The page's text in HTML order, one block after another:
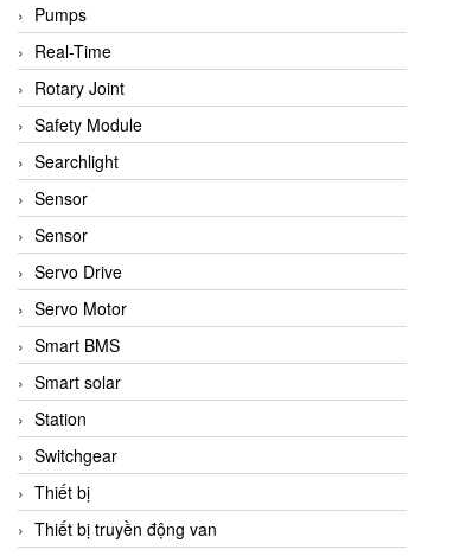
Pumps
Real-Time
Rotary Joint
Safety Module
Searchlight
Sensor
Sensor
Servo Drive
Servo Motor
Smart BMS
Smart solar
Station
Switchgear
Thiết bị
Thiết bị truyền động van